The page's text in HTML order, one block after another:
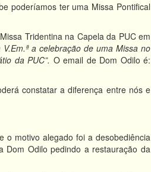
poderíamos ter uma Missa Pontifical
Tridentina na Capela da PUC em
V.Em.ª a celebração de uma Missa no
da PUC”. O email de Dom Odilo é:
constatar a diferença entre nós e
o motivo alegado foi a desobediência
Dom Odilo pedindo a restauração da